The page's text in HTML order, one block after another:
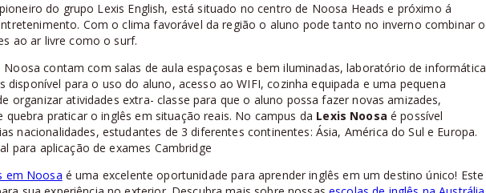
do grupo Lexis English, está situado no centro de Noosa Heads e próximo á
Com o clima favorável da região o aluno pode tanto no inverno combinar o
ao ar livre como o surf.
Noosa contam com salas de aula espaçosas e bem iluminadas, laboratório de informática
para o uso do aluno, acesso ao WIFI, cozinha equipada e uma pequena
organizar atividades extra- classe para que o aluno possa fazer novas amizades,
quebra praticar o inglês em situação reais. No campus da Lexis Noosa é possível
nacionalidades, estudantes de 3 diferentes continentes: Ásia, América do Sul e Europa.
para aplicação de exames Cambridge
em Noosa é uma excelente oportunidade para aprender inglês em um destino único! Este